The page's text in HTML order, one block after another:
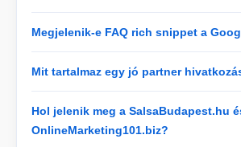
Megjelenik-e FAQ rich snippet a
Mit tartalmaz egy jó partner
Hol jelenik meg a SalsaBudapest.hu
OnlineMarketing101.biz?